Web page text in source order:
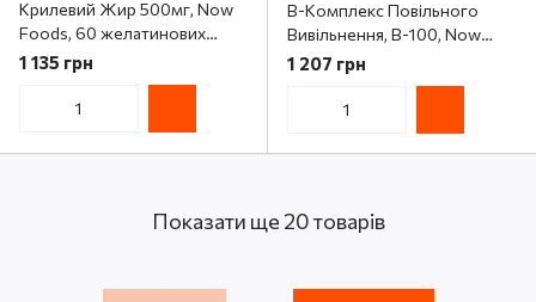
Крилевий Жир 500мг, Now
Foods, 60 желатинових
капсул
1 135 грн
В-Комплекс Повільного
Вивільнення, B-100, Now
Foods, 100 таблеток
1 207 грн
Показати ще 20 товарів